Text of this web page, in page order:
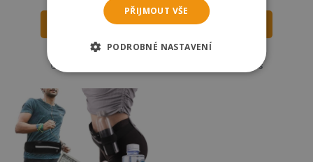
DO KOŠÍKU
Skladem
Odešleme
dnes
PŘIJMOUT VŠE
PODROBNÉ NASTAVENÍ